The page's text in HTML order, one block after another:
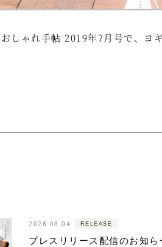
しゃれ手帖 2019年7月号で、ヨ
2026.08.04 RELEASE
プレスリリース配信のお知ら